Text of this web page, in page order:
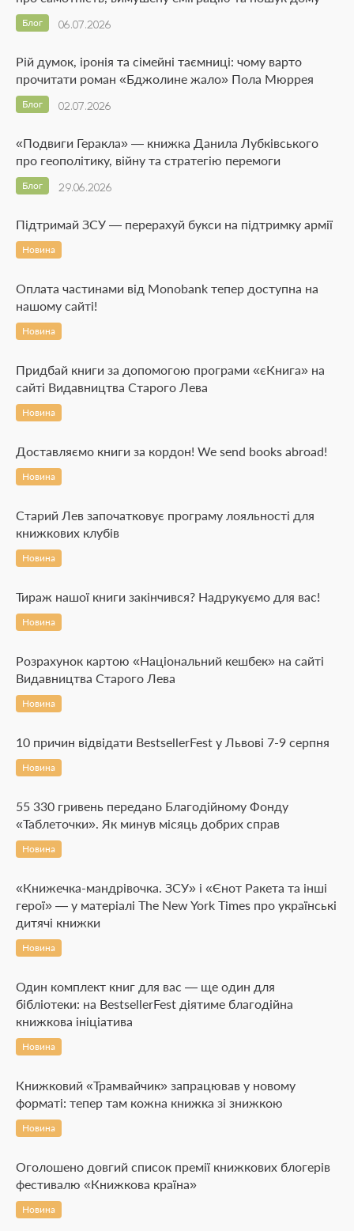
06.07.2026
Блог
Рій думок, іронія та сімейні таємниці: чому варто
прочитати роман «Бджолине жало» Пола Мюррея
02.07.2026
Блог
«Подвиги Геракла» — книжка Данила Лубківського
про геополітику, війну та стратегію перемоги
29.06.2026
Блог
Підтримай ЗСУ — перерахуй букси на підтримку армії
Новина
Оплата частинами від Monobank тепер доступна на
нашому сайті!
Новина
Придбай книги за допомогою програми «єКнига» на
сайті Видавництва Старого Лева
Новина
Доставляємо книги за кордон! We send books abroad!
Новина
Старий Лев започатковує програму лояльності для
книжкових клубів
Новина
Тираж нашої книги закінчився? Надрукуємо для вас!
Новина
Розрахунок картою «Національний кешбек» на сайті
Видавництва Старого Лева
Новина
10 причин відвідати BestsellerFest у Львові 7-9 серпня
Новина
55 330 гривень передано Благодійному Фонду
«Таблеточки». Як минув місяць добрих справ
Новина
«Книжечка-мандрівочка. ЗСУ» і «Єнот Ракета та інші
герої» — у матеріалі The New York Times про українські
дитячі книжки
Новина
Один комплект книг для вас — ще один для
бібліотеки: на BestsellerFest діятиме благодійна
книжкова ініціатива
Новина
Книжковий «Трамвайчик» запрацював у новому
форматі: тепер там кожна книжка зі знижкою
Новина
Оголошено довгий список премії книжкових блогерів
фестивалю «Книжкова країна»
Новина